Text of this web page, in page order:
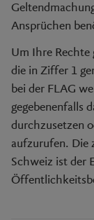
Ansprüchen
Um Ihre Rechte
die in Ziffer 1
bei der FLAG
gegebenenfalls
durchzusetzen
aufzurufen. Die
Schweiz ist der